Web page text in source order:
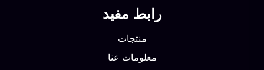
رابط مفيد
منتجات
معلومات عنا